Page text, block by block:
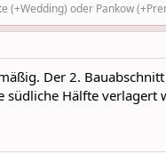
(+Wedding) oder Pankow
Der 2.
Hälfte